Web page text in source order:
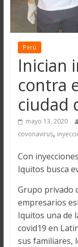
Perú
Inician
contra
ciudad
mayo 13, 2020
covonavirus,
Con
Iquitos busca
Grupo privado
empresarios
Iquitos una de
covid19 en
sus familiares,